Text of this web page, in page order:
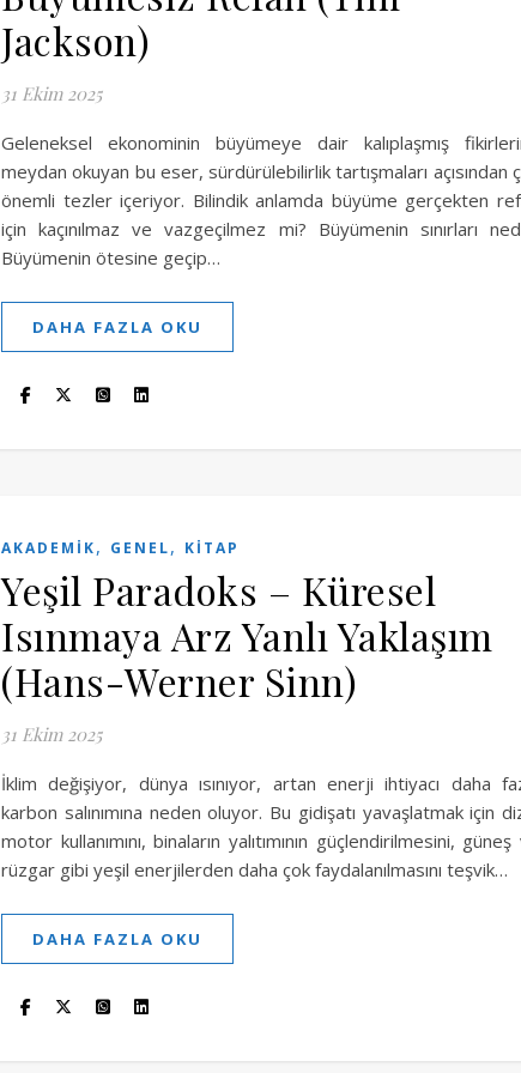
Jackson)
31 Ekim 2025
Geleneksel ekonominin büyümeye dair kalıplaşmış
meydan okuyan bu eser, sürdürülebilirlik tartışmaları açısından
önemli tezler içeriyor. Bilindik anlamda büyüme gerçekten
için kaçınılmaz ve vazgeçilmez mi? Büyümenin sınırları
Büyümenin ötesine geçip…
DAHA FAZLA OKU
AKADEMIK, GENEL, KITAP
Yeşil Paradoks – Küresel
Isınmaya Arz Yanlı Yaklaşım
(Hans-Werner Sinn)
31 Ekim 2025
İklim değişiyor, dünya ısınıyor, artan enerji ihtiyacı daha
karbon salınımına neden oluyor. Bu gidişatı yavaşlatmak için
motor kullanımını, binaların yalıtımının güçlendirilmesini, güneş
rüzgar gibi yeşil enerjilerden daha çok faydalanılmasını teşvik…
DAHA FAZLA OKU